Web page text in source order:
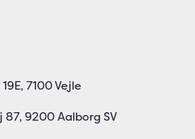
7100 Vejle
87, 9200 Aalborg SV